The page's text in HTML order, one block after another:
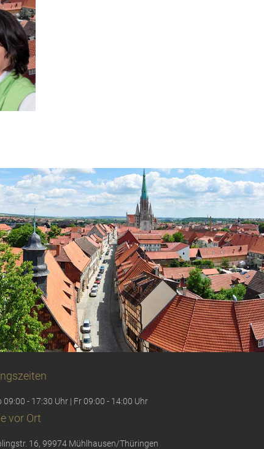
09:00 - 17:30 Uhr | Fr 09:00 - 14:00 Uhr
vor Ort
16, 99974 Mühlhausen/Thüringen